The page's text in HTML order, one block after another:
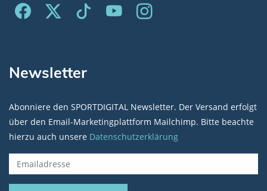
Newsletter
Abonniere den SPORTDIGITAL Newsletter. Der Versand erfolgt
über den Email-Marketingplattform Mailchimp. Bitte beachte
hierzu auch unsere Datenschutzerklärung